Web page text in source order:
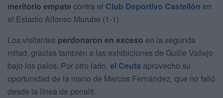
meritorio empate contra el Club Deportivo Castellón en
el Estadio Alfonso Murube (1-1)
Los visitantes perdonaron en exceso en la segunda
mitad, gracias también a las exhibiciones de Guille Vallejo
bajo los palos. Por otro lado, el Ceuta aprovechó su
oportunidad de la mano de Marcos Fernández, que no falló
desde la línea de penalti.